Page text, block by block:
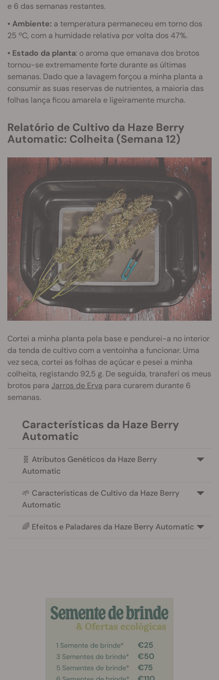
e 6 das semanas restantes.
• Ambiente: a temperatura permaneceu em torno dos
25 ºC, com a humidade relativa por volta dos 47%.
• Estado da planta: o aroma que emanava dos brotos
tornou-se extremamente forte durante as últimas
semanas. Dado que a lavagem forçou a minha planta a
consumir as suas reservas de nutrientes, a maioria das
folhas lança ficou amarela e ligeiramente murcha.
Relatório de Cultivo da Haze Berry
Automatic: Colheita (Semana 12)
Cortei a minha planta pela base e pendurei-a no interior
da tenda de cultivo com a ventoinha a funcionar. Uma
vez seca, cortei as folhas de açúcar e pesei a minha
colheita, registando 92,5 g. De seguida, transferi os meus
brotos para Jarros de Erva para curarem durante 6
semanas.
Características da Haze Berry
Automatic
🧬 Atributos Genéticos da Haze Berry
Automatic
🌱 Características de Cultivo da Haze Berry
Automatic
🌈 Efeitos e Paladares da Haze Berry Automatic